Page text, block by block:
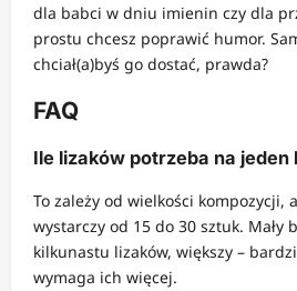
dla babci w dniu imienin czy dla
prostu chcesz poprawić humor.
chciał(a)byś go dostać, prawda?
FAQ
Ile lizaków potrzeba na jeden
To zależy od wielkości kompozycji,
wystarczy od 15 do 30 sztuk. Mały
kilkunastu lizaków, większy –
wymaga ich więcej.